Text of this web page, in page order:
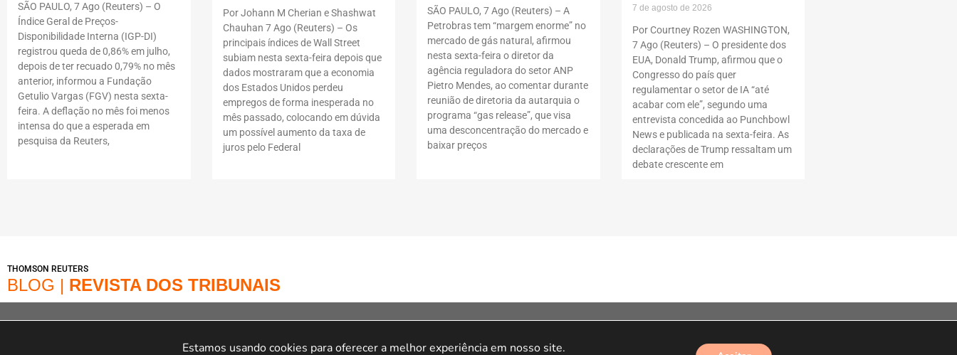
SÃO PAULO, 7 Ago (Reuters) – O
Índice Geral de Preços-
Disponibilidade Interna (IGP-DI)
registrou queda de 0,86% em julho,
depois de ter recuado 0,79% no mês
anterior, informou a Fundação
Getulio Vargas (FGV) nesta sexta-
feira. A deflação no mês foi menos
intensa do que a esperada em
pesquisa da Reuters,
Por Johann M Cherian e Shashwat
Chauhan 7 Ago (Reuters) – Os
principais índices de Wall Street
subiam nesta sexta-feira depois que
dados mostraram que a economia
dos Estados Unidos perdeu
empregos de forma inesperada no
mês passado, colocando em dúvida
um possível aumento da taxa de
juros pelo Federal
SÃO PAULO, 7 Ago (Reuters) – A
Petrobras tem “margem enorme” no
mercado de gás natural, afirmou
nesta sexta-feira o diretor da
agência reguladora do setor ANP
Pietro Mendes, ao comentar durante
reunião de diretoria da autarquia o
programa “gas release”, que visa
uma desconcentração do mercado e
baixar preços
7 de agosto de 2026
Por Courtney Rozen WASHINGTON,
7 Ago (Reuters) – O presidente dos
EUA, Donald Trump, afirmou que o
Congresso do país quer
regulamentar o setor de IA “até
acabar com ele”, segundo uma
entrevista concedida ao Punchbowl
News e publicada na sexta-feira. As
declarações de Trump ressaltam um
debate crescente em
THOMSON REUTERS
BLOG | REVISTA DOS TRIBUNAIS
online Marca é operada pela Infracommerce Negócios e Soluções em Internet Ltda. CNPJ 15.427.207/0001-14 – Av. Doutor
Estamos usando cookies para oferecer a melhor experiência em nosso site.